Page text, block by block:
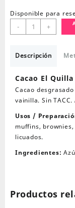
Disponible para
-
Cacao
El
450
Sin
Tacc
cantidad
+
Descripción
Cacao El
Cacao
vainilla. Sin
Usos /
muffins,
licuados.
Ingredientes:
Productos